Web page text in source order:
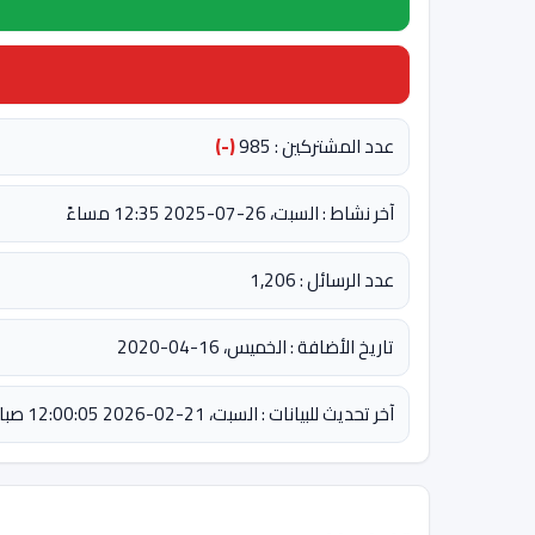
عدد المشتركين : 985
(-)
آخر نشاط : السبت، 26-07-2025 12:35 مساءً
عدد الرسائل : 1,206
تاريخ الأضافة : الخميس، 16-04-2020
آخر تحديث للبيانات : السبت، 21-02-2026 12:00:05 صباحاً